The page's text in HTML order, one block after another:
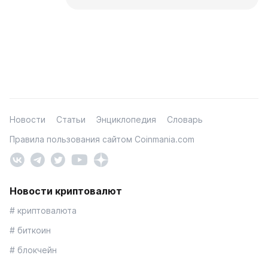
Новости Статьи Энциклопедия
Словарь
Правила пользования сайтом Coinmania.com
Новости криптовалют
# криптовалюта
# биткоин
# блокчейн